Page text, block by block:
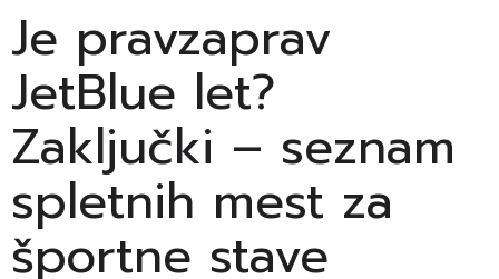
Je pravzaprav
JetBlue let?
Zaključki – seznam
spletnih mest za
športne stave